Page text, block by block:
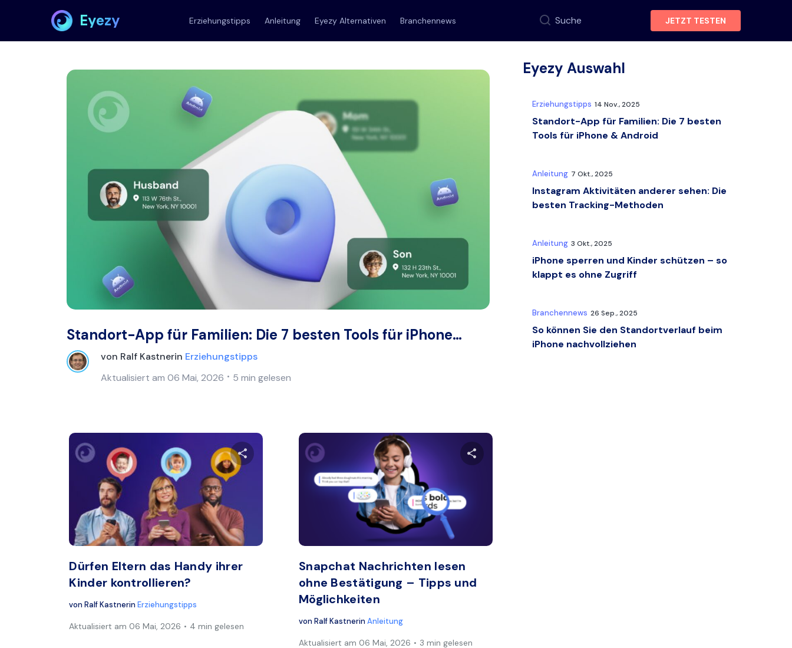
Eyezy Erziehungstipps Anleitung Eyezy Alternativen Branchennews Suche JETZT TESTEN
Standort-App für Familien: Die 7 besten Tools für iPhone…
von Ralf Kastnerin Erziehungstipps
Aktualisiert am 06 Mai, 2026 5 min gelesen
Eyezy Auswahl
Erziehungstipps 14 Nov., 2025
Standort-App für Familien: Die 7 besten
Tools für iPhone & Android
Anleitung 7 Okt., 2025
Instagram Aktivitäten anderer sehen: Die
besten Tracking-Methoden
Anleitung 3 Okt., 2025
iPhone sperren und Kinder schützen – so
klappt es ohne Zugriff
Branchennews 26 Sep., 2025
So können Sie den Standortverlauf beim
iPhone nachvollziehen
Diesen Artikel teilen
Twitter
Dürfen Eltern das Handy ihrer
Kinder kontrollieren?
vonRalf KastnerinErziehungstipps
Aktualisiert am 06 Mai, 2026 4 min gelesen
Snapchat Nachrichten lesen
ohne Bestätigung – Tipps und
Möglichkeiten
von Ralf Kastnerin Anleitung
Aktualisiert am 06 Mai, 2026 3 min gelesen